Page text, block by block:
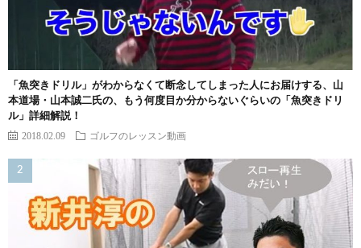
「魚突きドリル」がわからなくて断念してしまった人にお届けする、山
本道場・山本誠二氏の、もう何度目か分からないぐらいの「魚突きドリ
ル」詳細解説！
2018.02.09 ゴルフのレッスン動画